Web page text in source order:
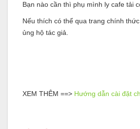
Bạn nào cần thì phụ mình ly cafe tải
Nếu thích có thể qua trang chính
ủng hộ tác giả.
XEM THÊM ==> Hướng dẫn cài đặt